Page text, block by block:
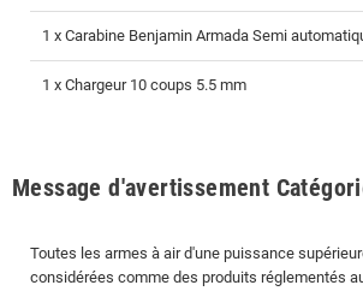
1 x Carabine Benjamin Armada Semi
1 x Chargeur 10 coups 5.5 mm
Message d'avertissement
Toutes les armes à air d'une puissance
considérées comme des produits réglementés